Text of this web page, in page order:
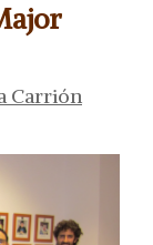
Carrión